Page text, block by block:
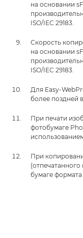
на основании
ISO/IEC 29183.
Скорость
на основании
ISO/IEC 29183.
Для Easy-
более поздней
При печати
фотобумаге
При
бумаге